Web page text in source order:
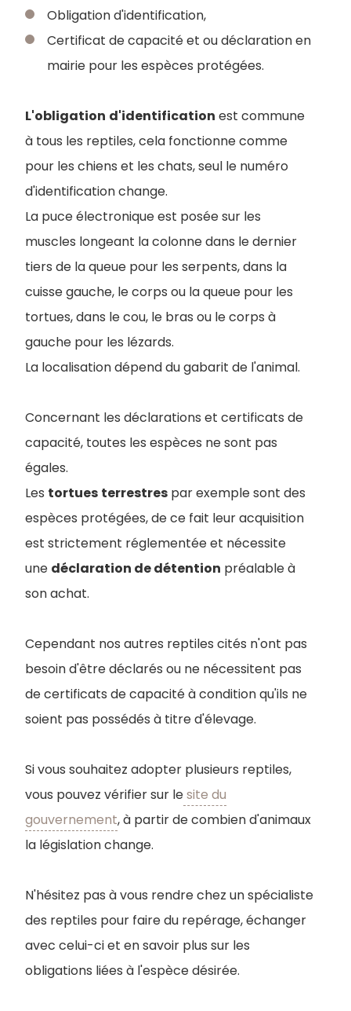
Obligation d'identification,
Certificat de capacité et ou déclaration en
mairie pour les espèces protégées.
L'obligation d'identification est commune
à tous les reptiles, cela fonctionne comme
pour les chiens et les chats, seul le numéro
d'identification change.
La puce électronique est posée sur les
muscles longeant la colonne dans le dernier
tiers de la queue pour les serpents, dans la
cuisse gauche, le corps ou la queue pour les
tortues, dans le cou, le bras ou le corps à
gauche pour les lézards.
La localisation dépend du gabarit de l'animal.
Concernant les déclarations et certificats de
capacité, toutes les espèces ne sont pas
égales.
Les tortues terrestres par exemple sont des
espèces protégées, de ce fait leur acquisition
est strictement réglementée et nécessite
une déclaration de détention préalable à
son achat.
Cependant nos autres reptiles cités n'ont pas
besoin d'être déclarés ou ne nécessitent pas
de certificats de capacité à condition qu'ils ne
soient pas possédés à titre d'élevage.
Si vous souhaitez adopter plusieurs reptiles,
vous pouvez vérifier sur lesite du
gouvernement, à partir de combien d'animaux
la législation change.
N'hésitez pas à vous rendre chez un spécialiste
des reptiles pour faire du repérage, échanger
avec celui-ci et en savoir plus sur les
obligations liées à l'espèce désirée.